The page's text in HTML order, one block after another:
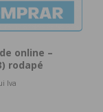
online –
rodapé
Iva